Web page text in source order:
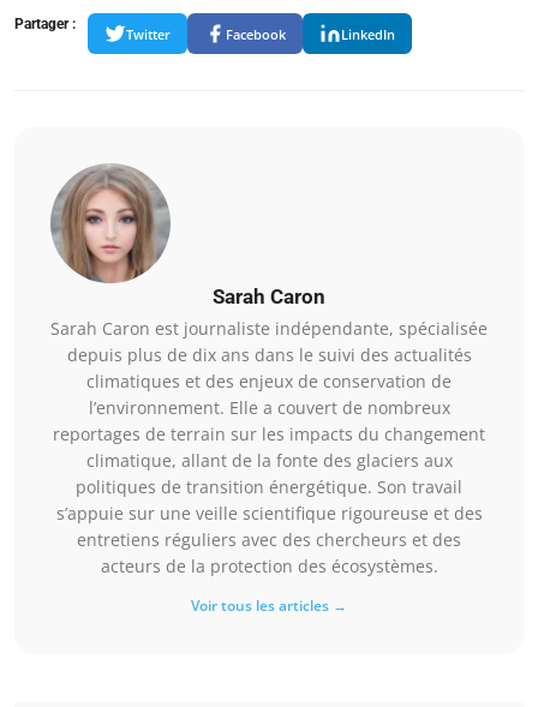
Partager :
Twitter Facebook LinkedIn
Sarah Caron
Sarah Caron est journaliste indépendante, spécialisée
depuis plus de dix ans dans le suivi des actualités
climatiques et des enjeux de conservation de
l’environnement. Elle a couvert de nombreux
reportages de terrain sur les impacts du changement
climatique, allant de la fonte des glaciers aux
politiques de transition énergétique. Son travail
s’appuie sur une veille scientifique rigoureuse et des
entretiens réguliers avec des chercheurs et des
acteurs de la protection des écosystèmes.
Voir tous les articles →